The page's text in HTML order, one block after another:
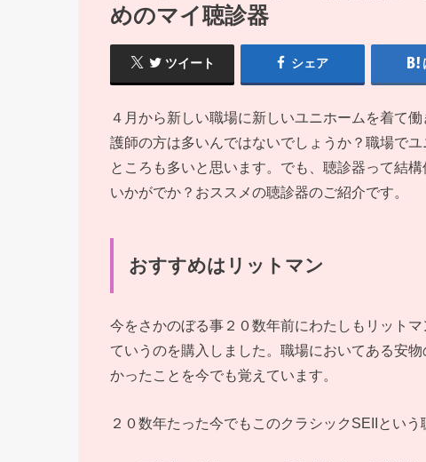
めのマイ聴診器
ツイート シェア
４月から新しい職場に新しいユニホームを着て
護師の方は多いんではないでしょうか？職場で
ところも多いと思います。でも、聴診器って結
いかがでか？おススメの聴診器のご紹介です。
おすすめはリットマン
今をさかのぼる事２０数年前にわたしもリット
ていうのを購入しました。職場においてある安
かったことを今でも覚えています。
２０数年たった今でもこのクラシックSEIIという